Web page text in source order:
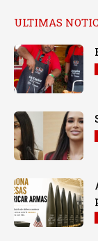
ULTIMAS